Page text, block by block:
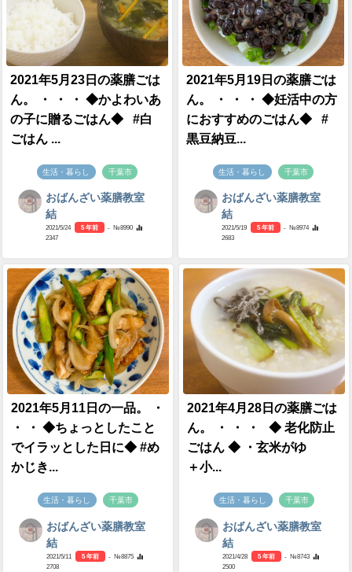
2021年5月23日の薬膳ごは
ん。 ・ ・ ・ ◆かよわいあ
の子に贈るごはん◆ #白
ごはん ...
生活・暮らし 千葉市
おばんざい薬膳教室
結
2021/5/24 5 年前
- №8990
2347
2021年5月19日の薬膳ごは
ん。 ・ ・ ・ ◆妊活中の方
におすすめのごはん◆ #
黒豆納豆...
生活・暮らし 千葉市
おばんざい薬膳教室
結
2021/5/19 5 年前
- №8974
2683
2021年5月11日の一品。 ・
・ ・ ◆ちょっとしたこと
でイラッとした日に◆ #め
かじき...
生活・暮らし 千葉市
おばんざい薬膳教室
結
2021/5/11 5 年前
- №8875
2708
2021年4月28日の薬膳ごは
ん。 ・ ・ ・ ◆ 老化防止
ごはん ◆ ・玄米がゆ
＋小...
生活・暮らし 千葉市
おばんざい薬膳教室
結
2021/4/28 5 年前
- №8743
2500